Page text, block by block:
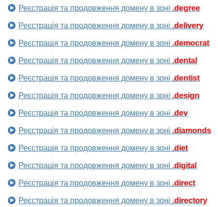
Реєстрація та продовження домену в зоні .degree
Реєстрація та продовження домену в зоні .delivery
Реєстрація та продовження домену в зоні .democrat
Реєстрація та продовження домену в зоні .dental
Реєстрація та продовження домену в зоні .dentist
Реєстрація та продовження домену в зоні .design
Реєстрація та продовження домену в зоні .dev
Реєстрація та продовження домену в зоні .diamonds
Реєстрація та продовження домену в зоні .diet
Реєстрація та продовження домену в зоні .digital
Реєстрація та продовження домену в зоні .direct
Реєстрація та продовження домену в зоні .directory